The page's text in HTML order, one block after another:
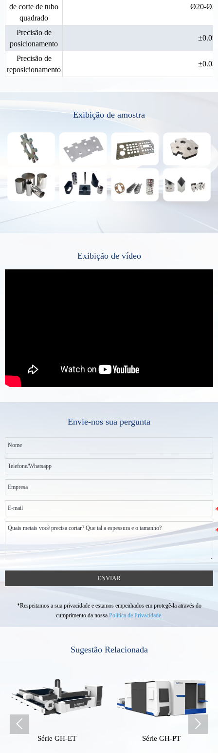
de corte de tubo
quadrado
Ø20-
Precisão de
posicionamento
Precisão de
reposicionamento
Exibição de amostra
Exibição de vídeo
Envie-nos sua pergunta
ENVIAR
*Respeitamos a sua privacidade e estamos empenhados em protegê-la através do
cumprimento da nossa Política de Privacidade.
Sugestão Relacionada
Série GH-ET Série GH-PT
 